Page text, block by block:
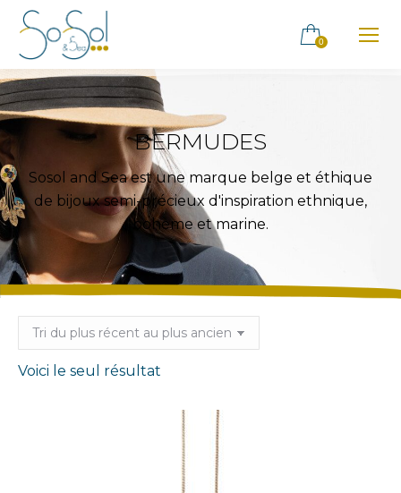
0
BERMUDES
Sosol and Sea est une marque belge et éthique
de bijoux semi-précieux d'inspiration ethnique,
bohème et marine.
Voici le seul résultat